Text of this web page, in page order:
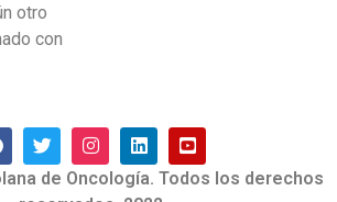
otro
con
de Oncología. Todos los derechos